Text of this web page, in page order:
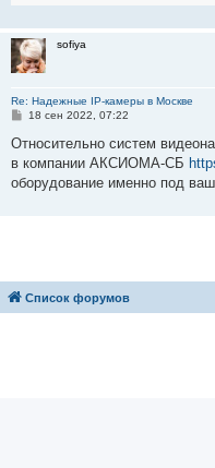
sofiya
Re: Надежные IP-камеры в Москве
С
о
щ
е
18 сен 2022, 07:22
Относительно систем
в компании АКСИОМА-СБ
оборудование именно под
Список форумов